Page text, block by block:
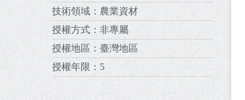
技術領域：農業資材
授權方式：非專屬
授權地區：臺灣地區
授權年限：5